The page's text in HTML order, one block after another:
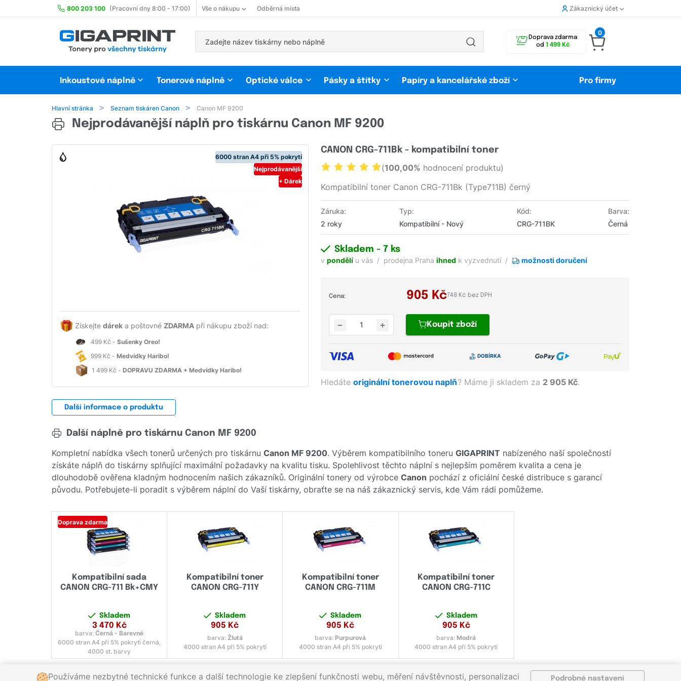
800 203 100 (Pracovní dny 8:00 - 17:00) Vše o nákupu Odběrná místa Zákaznický účet
Doprava zdarma
od 1 499 Kč
0
Inkoustové náplně Tonerové náplně Optické válce Pásky a štítky Papíry a kancelářské zboží Pro firmy
Hlavní stránka Seznam tiskáren Canon Canon MF 9200
Nejprodávanější náplň pro tiskárnu Canon MF 9200
6000 stran A4 při 5% pokrytí
Nejprodávanější
+ Dárek
Získejte dárek a poštovné ZDARMA při nákupu zboží nad:
499 Kč - Sušenky Oreo!
999 Kč - Medvídky Haribo!
1 499 Kč - DOPRAVU ZDARMA + Medvídky Haribo!
CANON CRG-711Bk - kompatibilní toner
(100,00% hodnocení produktu)
Kompatibilní toner Canon CRG-711Bk (Type711B) černý
Záruka:
2 roky
Typ:
Kompatibilní - Nový
Kód:
CRG-711BK
Barva:
Černá
Skladem- 7 ks
vpondělí u vás prodejna Prahaihned k vyzvednutí možnosti doručení
Cena: 905 Kč748 Kč bez DPH
Koupitzboží
Hledáteoriginální tonerovou naplň? Máme ji skladem za 2 905 Kč.
Další informace o produktu
Další náplně pro tiskárnu Canon MF 9200
Kompletní nabídka všech tonerů určených pro tiskárnu Canon MF 9200. Výběrem kompatibilního toneru GIGAPRINT nabízeného naší společností
získáte náplň do tiskárny splňující maximální požadavky na kvalitu tisku. Spolehlivost těchto náplní s nejlepším poměrem kvalita a cena je
dlouhodobě ověřena kladným hodnocením našich zákazníků. Originální tonery od výrobce Canon pochází z oficiální české distribuce s garancí
původu. Potřebujete-li poradit s výběrem náplní do Vaší tiskárny, obraťte se na náš zákaznický servis, kde Vám rádi pomůžeme.
Doprava zdarma
Kompatibilní sada
CANON CRG-711 Bk+CMY
Skladem
3 470 Kč
barva:Černá - Barevné
6000 stran A4 při 5% pokrytí černá,
4000 st. barvy
Kompatibilní toner
CANON CRG-711Y
Skladem
905 Kč
barva: Žlutá
4000 stran A4 při 5% pokrytí
Kompatibilní toner
CANON CRG-711M
Skladem
905 Kč
barva: Purpurová
4000 stran A4 při 5% pokrytí
Kompatibilní toner
CANON CRG-711C
Skladem
905 Kč
barva: Modrá
4000 stran A4 při 5% pokrytí
Používáme nezbytné technické funkce a další technologie ke zlepšení funkčnosti webu, měření návštěvnosti, personalizaci Podrobné nastavení